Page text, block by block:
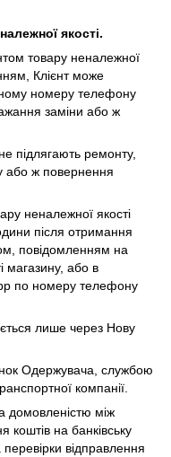
якості.
товару неналежної
Клієнт може
номеру телефону
заміни або ж
підлягають ремонту,
або ж повернення
неналежної якості
після отримання
повідомленням на
магазину, або в
по номеру телефону
лише через Нову
Одержувача, службою
компанії.
домовленістю між
на банківську
відправлення